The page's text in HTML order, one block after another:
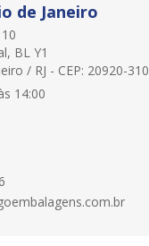
de Janeiro
BL Y1
/ RJ - CEP: 20920-310
14:00